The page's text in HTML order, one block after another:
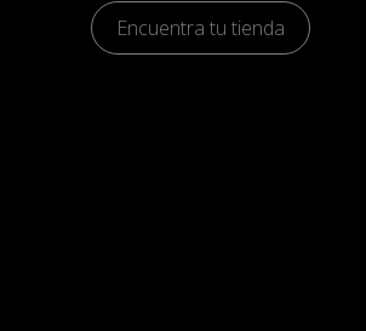
Encuentra tu tienda